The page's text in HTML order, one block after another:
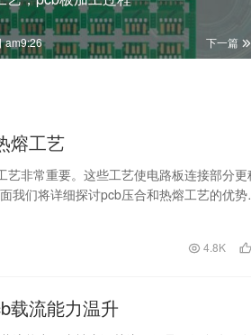
下一篇
am9:26
熔工艺
非常重要。这些工艺使电路板连接部分更
我们将详细探讨pcb压合和热熔工艺的优势
4.8K
载流能力温升